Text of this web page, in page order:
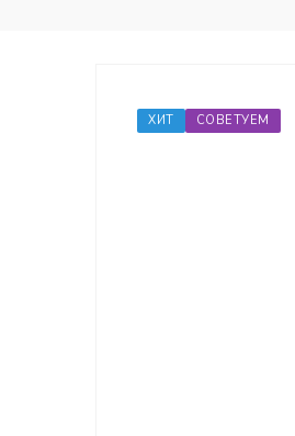
ХИТ СОВЕТУЕМ